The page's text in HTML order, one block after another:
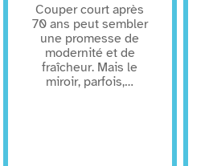
Couper court après
70 ans peut sembler
une promesse de
modernité et de
fraîcheur. Mais le
miroir, parfois,…